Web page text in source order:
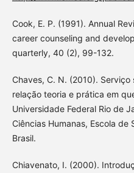
Cook, E. P. (1991). Annual
career counseling and
quarterly, 40 (2), 99-132.
Chaves, C. N. (2010).
relação teoria e prática em
Universidade Federal Rio de
Ciências Humanas, Escola de
Brasil.
Chiavenato, I. (2000).